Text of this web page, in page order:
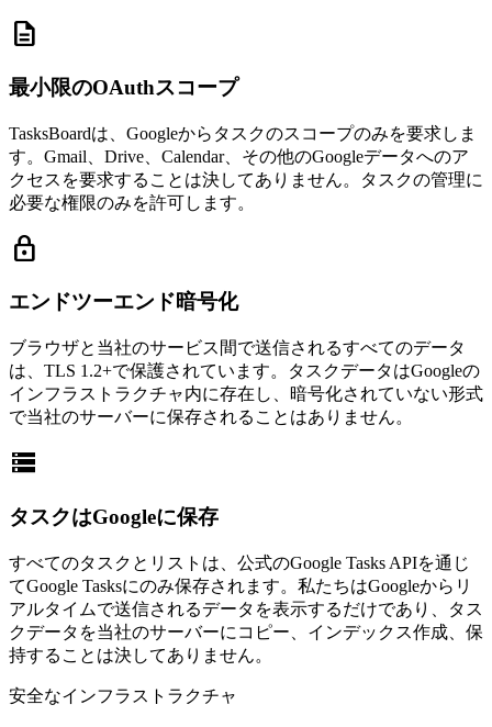
description
最小限のOAuthスコープ
TasksBoardは、Googleからタスクのスコープのみを要求しま
す。Gmail、Drive、Calendar、その他のGoogleデータへのア
クセスを要求することは決してありません。タスクの管理に
必要な権限のみを許可します。
lock
エンドツーエンド暗号化
ブラウザと当社のサービス間で送信されるすべてのデータ
は、TLS 1.2+で保護されています。タスクデータはGoogleの
インフラストラクチャ内に存在し、暗号化されていない形式
で当社のサーバーに保存されることはありません。
storage
タスクはGoogleに保存
すべてのタスクとリストは、公式のGoogle Tasks APIを通じ
てGoogle Tasksにのみ保存されます。私たちはGoogleからリ
アルタイムで送信されるデータを表示するだけであり、タス
クデータを当社のサーバーにコピー、インデックス作成、保
持することは決してありません。
安全なインフラストラクチャ